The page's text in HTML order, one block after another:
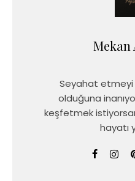
Mekan
Seyahat etmeyi
olduğuna
keşfetmek
hayatı